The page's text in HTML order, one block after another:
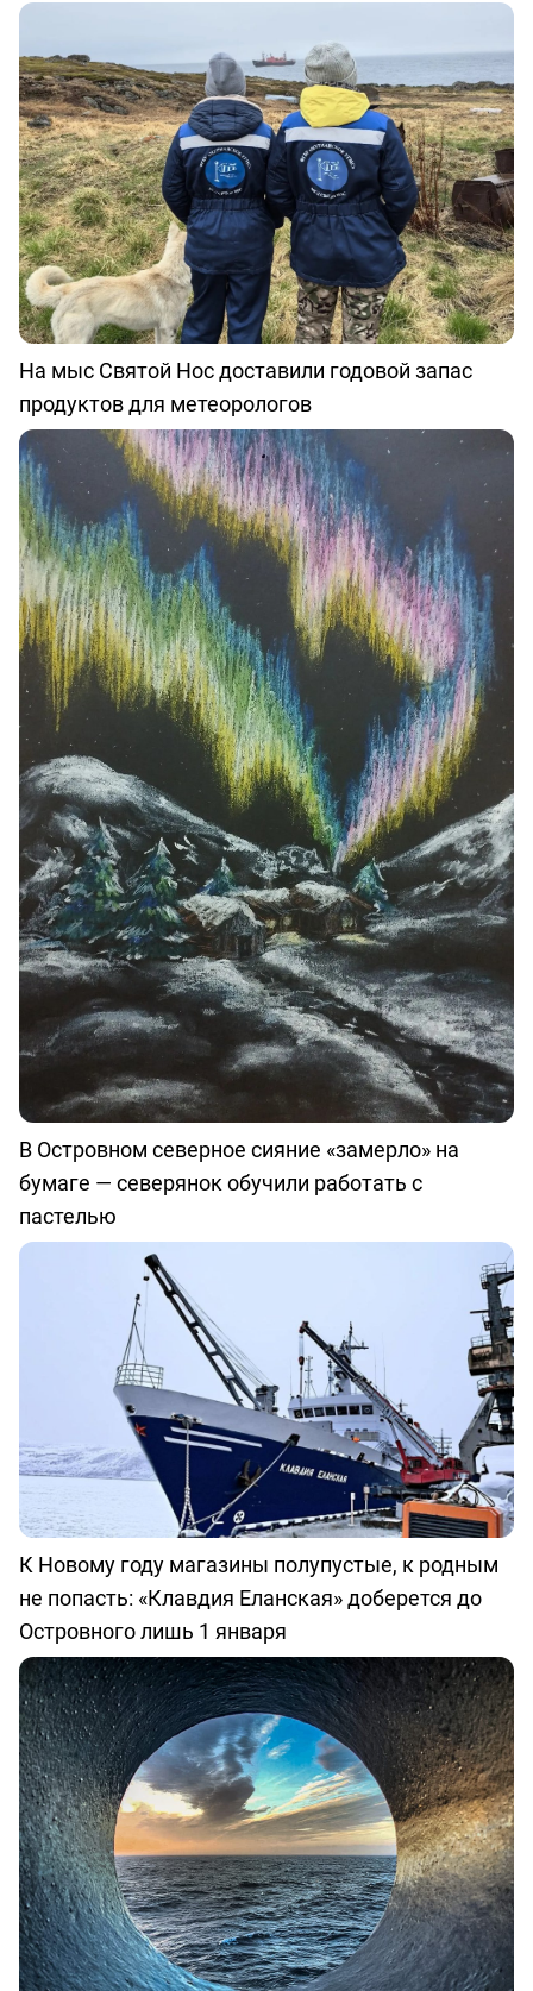
На мыс Святой Нос доставили годовой запас
продуктов для метеорологов
В Островном северное сияние «замерло» на
бумаге — северянок обучили работать с
пастелью
К Новому году магазины полупустые, к родным
не попасть: «Клавдия Еланская» доберется до
Островного лишь 1 января